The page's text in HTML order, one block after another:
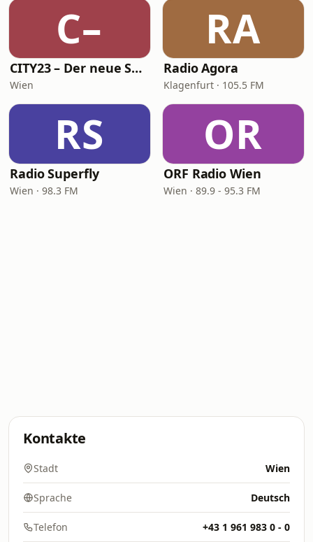
C–
CITY23 – Der neue Soundtrack für Wien
Wien
RA
Radio Agora
Klagenfurt · 105.5 FM
RS
Radio Superfly
Wien · 98.3 FM
OR
ORF Radio Wien
Wien · 89.9 - 95.3 FM
Kontakte
Stadt Wien
Sprache Deutsch
Telefon +43 1 961 983 0 - 0